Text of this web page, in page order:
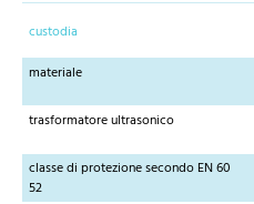
custodia
materiale
trasformatore ultrasonico
classe di protezione secondo EN 60
52